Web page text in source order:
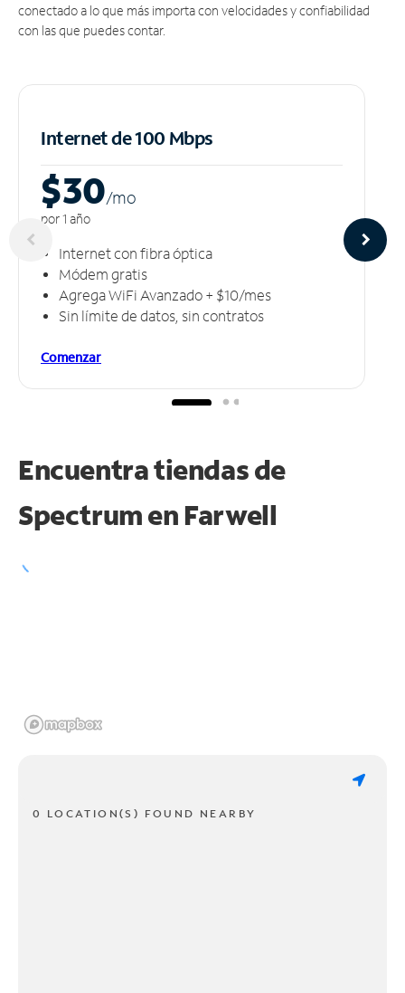
conectado a lo que más importa con velocidades y confiabilidad
con las que puedes contar.
Internet de 100 Mbps
$30/mo
por 1 año
Internet con fibra óptica
Módem gratis
Agrega WiFi Avanzado + $10/mes
Sin límite de datos, sin contratos
Comenzar
Encuentra tiendas de
Spectrum en Farwell
0 LOCATION(S) FOUND NEARBY